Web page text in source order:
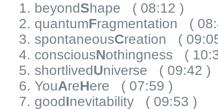
beyondShape ( 08:12 )
quantumFragmentation (
spontaneousCreation (
consciousNothingness (
shortlivedUniverse ( 09:42 )
YouAreHere ( 07:59 )
goodInevitability ( 09:53 )